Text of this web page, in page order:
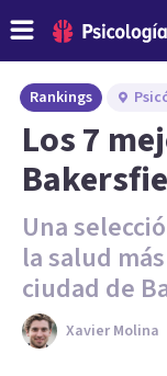
Rankings
Los 7
Una
la salud
ciudad de
Xavier Molina